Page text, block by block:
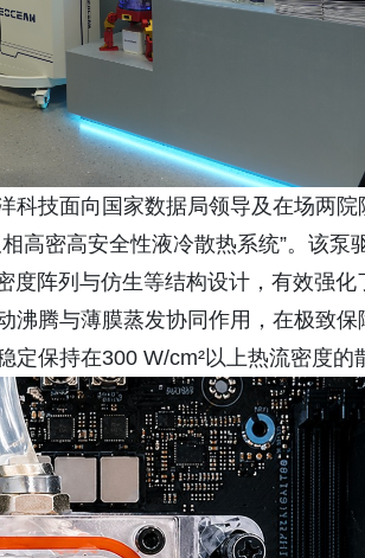
科技面向国家数据局领导及在场两
高密高安全性液冷散热系统”。该泵
度阵列与仿生等结构设计，有效强
沸腾与薄膜蒸发协同作用，在极致
保持在300 W/cm²以上热流密度的